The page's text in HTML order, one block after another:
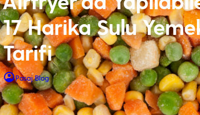
17 Harika Sulu
Tarifi
Pasaj Blog